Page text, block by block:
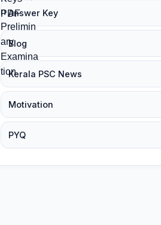
Answer Key
Blog
Kerala PSC News
Motivation
PYQ